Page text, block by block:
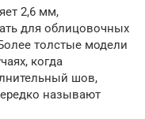
2,6 мм,
для облицовочных
толстые модели
когда
шов,
называют